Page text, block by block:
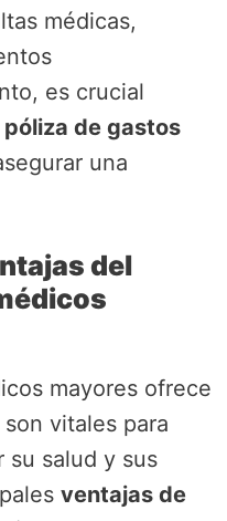
médicas,
es crucial
de gastos
una
del
mayores ofrece
vitales para
su salud y sus
ventajas de